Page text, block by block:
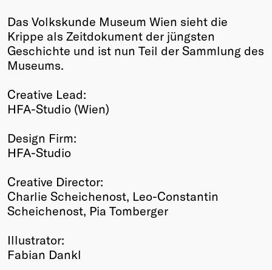
Das Volkskunde Museum Wien sieht die
Krippe als Zeitdokument der jüngsten
Geschichte und ist nun Teil der Sammlung des
Museums.
Creative Lead:
HFA-Studio (Wien)
Design Firm:
HFA-Studio
Creative Director:
Charlie Scheichenost, Leo-Constantin
Scheichenost, Pia Tomberger
Illustrator:
Fabian Dankl